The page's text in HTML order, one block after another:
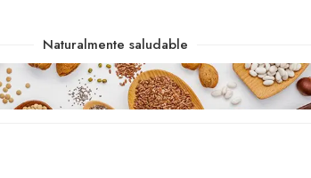
Naturalmente saludable